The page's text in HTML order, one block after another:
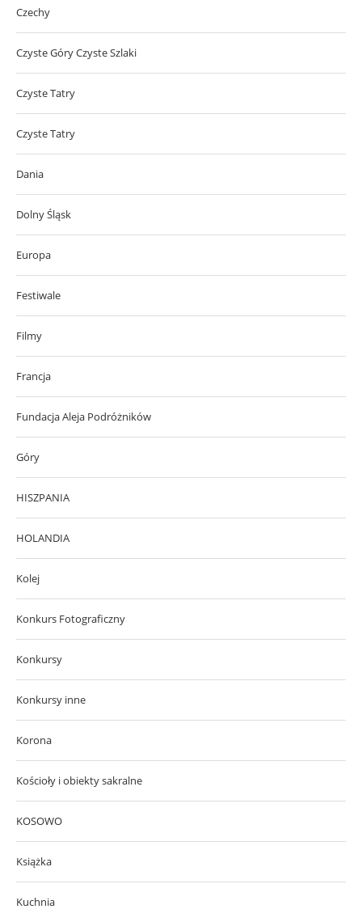
Czechy
Czyste Góry Czyste Szlaki
Czyste Tatry
Czyste Tatry
Dania
Dolny Śląsk
Europa
Festiwale
Filmy
Francja
Fundacja Aleja Podróżników
Góry
HISZPANIA
HOLANDIA
Kolej
Konkurs Fotograficzny
Konkursy
Konkursy inne
Korona
Kościoły i obiekty sakralne
KOSOWO
Książka
Kuchnia